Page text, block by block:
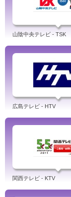
山陰中央テレビ - TSK
広島テレビ - HTV
関西テレビ - KTV